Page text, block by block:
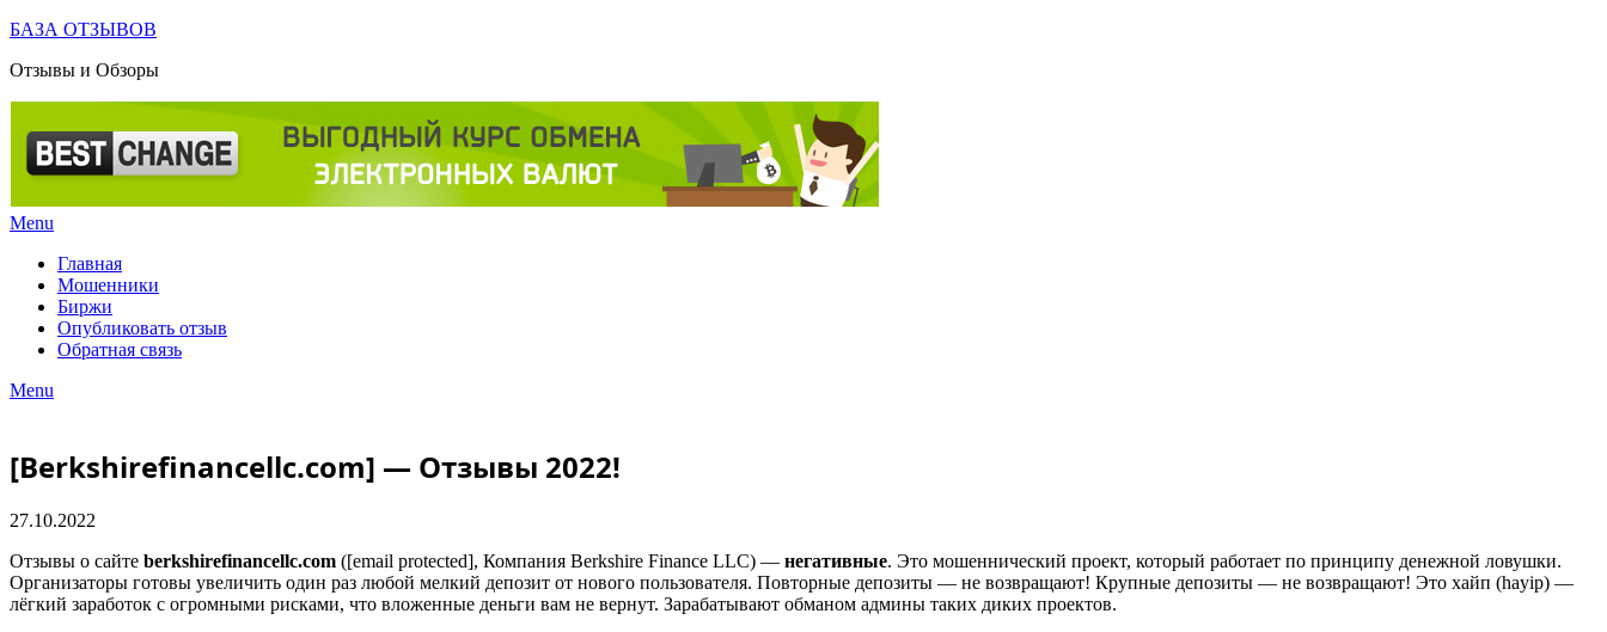
Skip
content
БАЗА ОТЗЫВОВ
Отзывы и Обзоры
Menu
Главная
Мошенники
Биржи
Опубликовать отзыв
Обратная связь
Menu
[Berkshirefinancellc.com] — Отзывы 2022!
27.10.2022
Отзывы о сайте berkshirefinancellc.com ([email protected], Компания Berkshire Finance LLC) — негативные. Это мошеннический проект, который работает по принципу денежной ловушки.
Организаторы готовы увеличить один раз любой мелкий депозит от нового пользователя. Повторные депозиты — не возвращают! Крупные депозиты — не возвращают! Это хайп (hayip) —
лёгкий заработок с огромными рисками, что вложенные деньги вам не вернут. Зарабатывают обманом админы таких диких проектов.